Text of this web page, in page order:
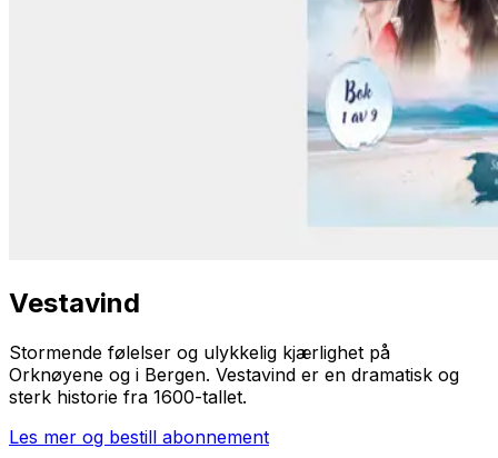
Vestavind
Stormende følelser og ulykkelig kjærlighet på
Orknøyene og i Bergen. Vestavind er en dramatisk og
sterk historie fra 1600-tallet.
Les mer og bestill abonnement